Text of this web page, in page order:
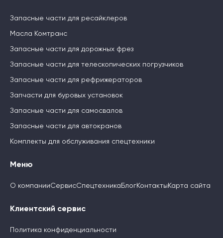
Запасные части для ресайклеров
Масла Комтранс
Запасные части для дорожных фрез
Запасные части для телескопических погрузчиков
Запасные части для рефрижераторов
Запчасти для буровых установок
Запасные части для самосвалов
Запасные части для автокранов
Комплекты для обслуживания спецтехники
Меню
О компанииСервисСпецтехника БлогКонтакты Карта сайта
Клиентский сервис
Политика конфиденциальности